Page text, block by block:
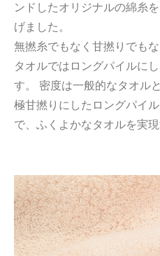
ンドしたオリジナルの綿糸
げました。
無撚糸でもなく甘撚りでも
タオルではロングパイルに
す。 密度は一般的なタオル
極甘撚りにしたロングパイ
で、ふくよかなタオルを実